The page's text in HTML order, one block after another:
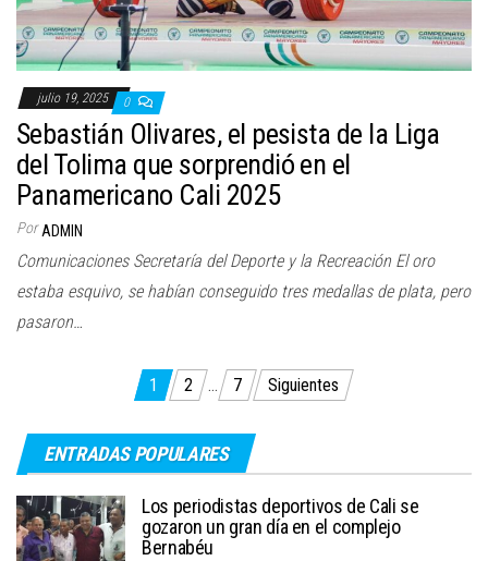
julio 19, 2025 0
Sebastián Olivares, el pesista de la Liga
del Tolima que sorprendió en el
Panamericano Cali 2025
Por ADMIN
Comunicaciones Secretaría del Deporte y la Recreación El oro
estaba esquivo, se habían conseguido tres medallas de plata, pero
pasaron…
Navegación
de
entradas
1 2 … 7 Siguientes
ENTRADAS POPULARES
Los periodistas deportivos de Cali se
gozaron un gran día en el complejo
Bernabéu